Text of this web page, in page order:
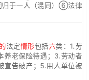
归于一人（混同）⑥法律
法定情形包括六类：1.劳
养老保险待遇；3.劳动者
宣告破产；5.用人单位被